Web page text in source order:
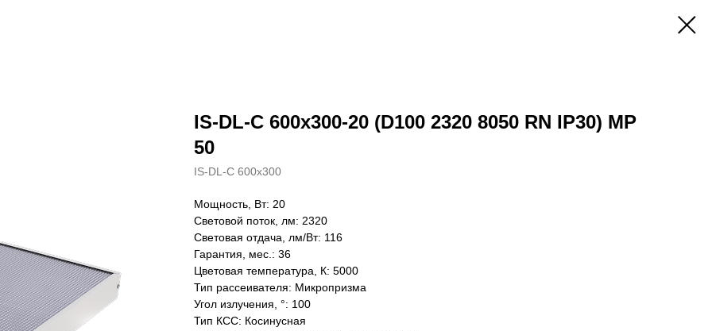
IS-DL-C 600x300-20 (D100 2320 8050 RN IP30) MP
50
IS-DL-C 600x300
Мощность, Вт: 20
Световой поток, лм: 2320
Световая отдача, лм/Вт: 116
Гарантия, мес.: 36
Цветовая температура, К: 5000
Тип рассеивателя: Микропризма
Угол излучения, °: 100
Тип КСС: Косинусная